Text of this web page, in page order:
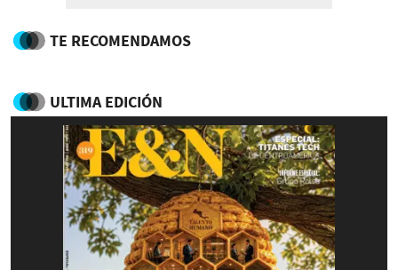
TE RECOMENDAMOS
ULTIMA EDICIÓN